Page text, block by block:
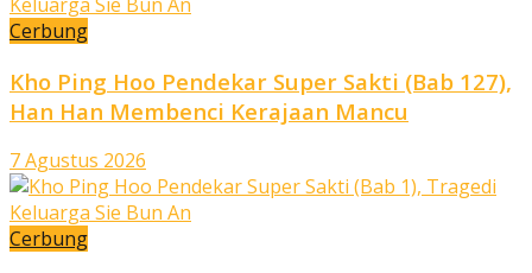
Cerbung
Kho Ping Hoo Pendekar Super Sakti (Bab 127),
Han Han Membenci Kerajaan Mancu
7 Agustus 2026
Cerbung